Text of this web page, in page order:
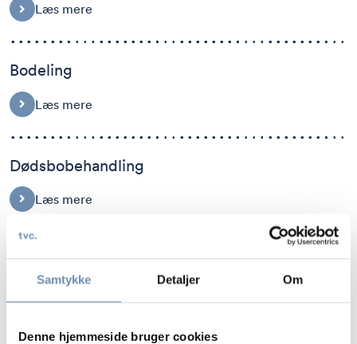
Samtykke Detaljer Om
Denne hjemmeside bruger cookies
Læs mere
Bodeling
Læs mere
Dødsbobehandling
Læs mere